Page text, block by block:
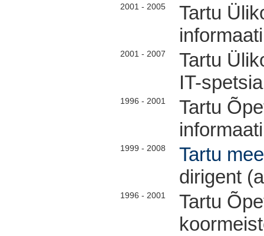
2001 - 2005
Tartu
2001 - 2007
Tartu
IT-
1996 - 2001
Tartu
1999 - 2008
Tartu
dirigent
1996 - 2001
Tartu